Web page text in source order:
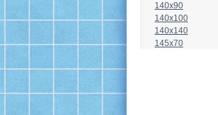
140x90
140x100
140x140
145x70